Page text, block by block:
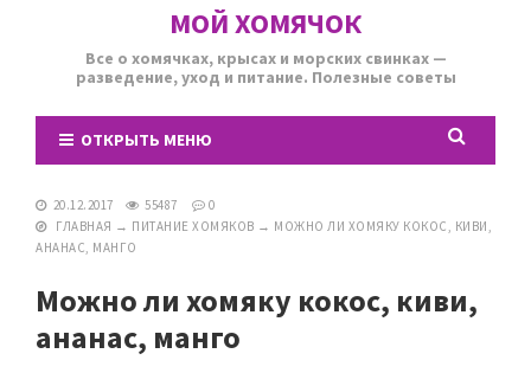
МОЙ ХОМЯЧОК
Все о хомячках, крысах и морских свинках —
разведение, уход и питание. Полезные советы
ОТКРЫТЬ МЕНЮ
20.12.2017 55487
0
ГЛАВНАЯ → ПИТАНИЕ ХОМЯКОВ → МОЖНО ЛИ ХОМЯКУ КОКОС, КИВИ,
АНАНАС, МАНГО
Можно ли хомяку кокос, киви,
ананас, манго